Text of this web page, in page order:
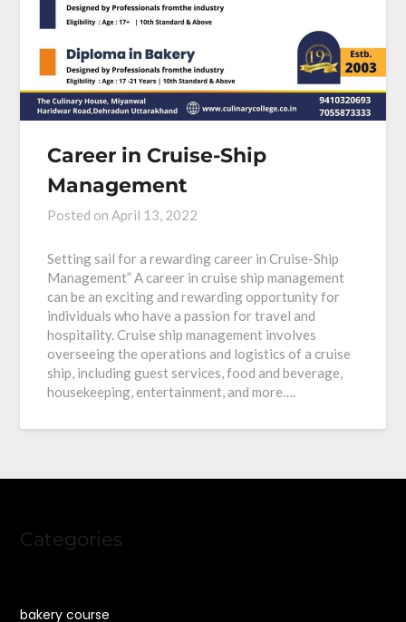
Career in Cruise-Ship
Management
Posted on April 13, 2022
Setting sail for a rewarding career in Cruise-Ship
Management” A career in cruise ship management
can be an exciting and rewarding opportunity for
individuals who have a passion for travel and
hospitality. Cruise ship management involves
overseeing the operations and logistics of a cruise
ship, including guest services, food and beverage,
housekeeping, entertainment, and more….
Categories
bakery course